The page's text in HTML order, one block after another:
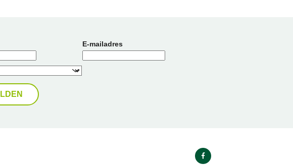
E-mailadres